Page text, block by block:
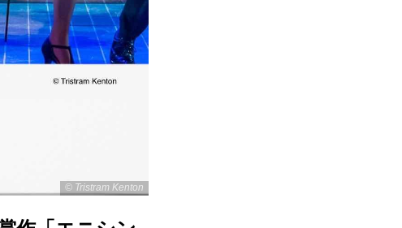
© Tristram Kenton